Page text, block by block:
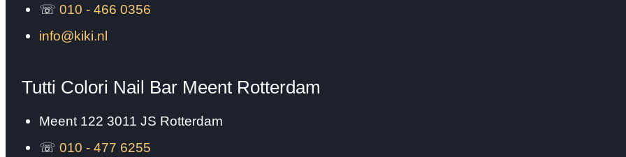
☏010 - 466 0356
info@kiki.nl
Tutti Colori Nail Bar Meent Rotterdam
Meent 122 3011 JS Rotterdam
☏010 - 477 6255